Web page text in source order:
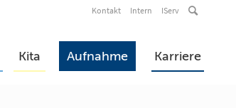
Kontakt Intern IServ
Kita Aufnahme Karriere